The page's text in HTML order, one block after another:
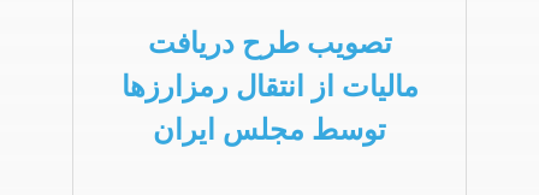
تصویب طرح دریافت
مالیات از انتقال رمزارزها
توسط مجلس ایران